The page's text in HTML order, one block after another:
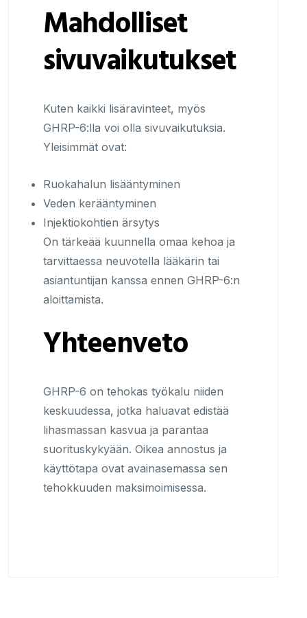
Mahdolliset
sivuvaikutukset
Kuten kaikki lisäravinteet, myös
GHRP-6:lla voi olla sivuvaikutuksia.
Yleisimmät ovat:
Ruokahalun lisääntyminen
Veden kerääntyminen
Injektiokohtien ärsytys
On tärkeää kuunnella omaa kehoa ja
tarvittaessa neuvotella lääkärin tai
asiantuntijan kanssa ennen GHRP-6:n
aloittamista.
Yhteenveto
GHRP-6 on tehokas työkalu niiden
keskuudessa, jotka haluavat edistää
lihasmassan kasvua ja parantaa
suorituskykyään. Oikea annostus ja
käyttötapa ovat avainasemassa sen
tehokkuuden maksimoimisessa.